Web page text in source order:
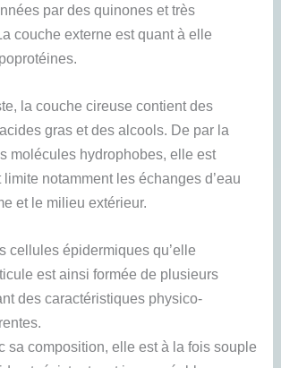
par des quinones et très
couche externe est quant à elle
la couche cireuse contient des
gras et des alcools. De par la
molécules hydrophobes, elle est
notamment les échanges d’eau
et le milieu extérieur.
cellules épidermiques qu’elle
est ainsi formée de plusieurs
des caractéristiques physico-
sa composition, elle est à la fois souple